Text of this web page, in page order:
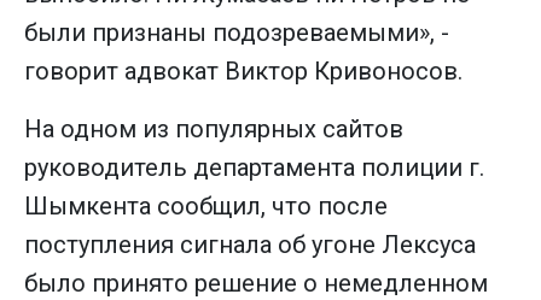
были признаны подозреваемыми», -
говорит адвокат Виктор Кривоносов.
На одном из популярных сайтов
руководитель департамента полиции г.
Шымкента сообщил, что после
поступления сигнала об угоне Лексуса
было принято решение о немедленном